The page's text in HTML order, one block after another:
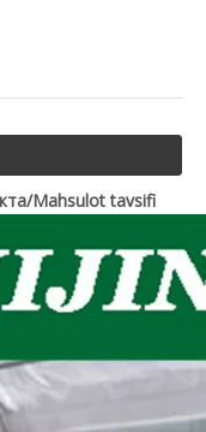
Mahsulot tavsifi